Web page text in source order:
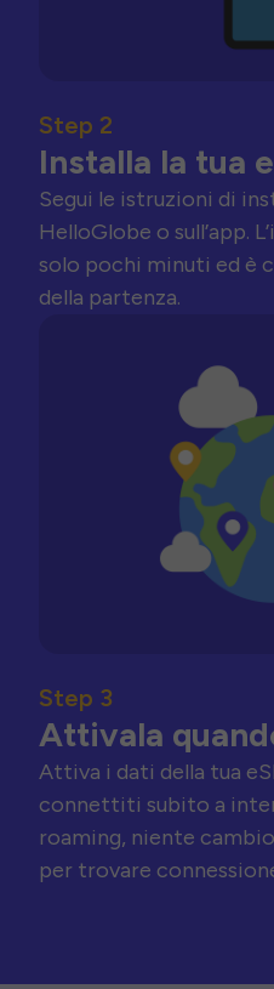
Step 2
Installa la tua
Segui le istruzioni di
HelloGlobe o sull’app.
solo pochi minuti ed è
della partenza.
Step 3
Attivala
Attiva i dati della tua
connettiti subito a
roaming, niente
per trovare